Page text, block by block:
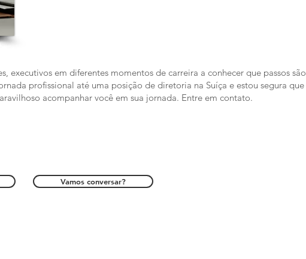
executivos em diferentes momentos de carreira a conhecer que passos são
profissional até uma posição de diretoria na Suíça e estou segura que
acompanhar você em sua jornada. Entre em contato.
Vamos conversar?